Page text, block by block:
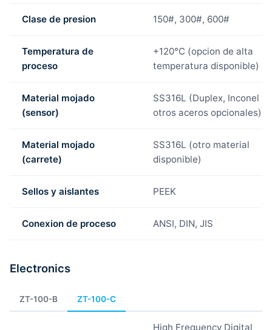
Clase de presion 150#, 300#, 600#
Temperatura de
proceso
+120°C (opcion de alta
temperatura disponible)
Material mojado
(sensor)
SS316L (Duplex, Inconel u
otros aceros opcionales)
Material mojado
(carrete)
SS316L (otro material
disponible)
Sellos y aislantes PEEK
Conexion de proceso ANSI, DIN, JIS
Electronics
ZT-100-B ZT-100-C
High Frequency Digital